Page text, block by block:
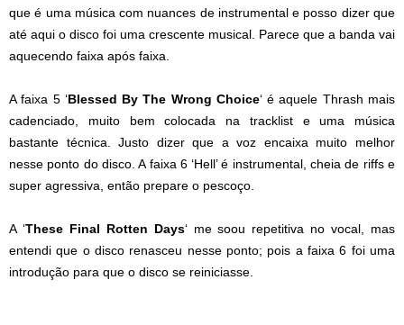
que é uma música com nuances de instrumental e posso dizer que
até aqui o disco foi uma crescente musical. Parece que a banda vai
aquecendo faixa após faixa.
A faixa 5 ‘Blessed By The Wrong Choice‘ é aquele Thrash mais
cadenciado, muito bem colocada na tracklist e uma música
bastante técnica. Justo dizer que a voz encaixa muito melhor
nesse ponto do disco. A faixa 6 ‘Hell’ é instrumental, cheia de riffs e
super agressiva, então prepare o pescoço.
A ‘These Final Rotten Days‘ me soou repetitiva no vocal, mas
entendi que o disco renasceu nesse ponto; pois a faixa 6 foi uma
introdução para que o disco se reiniciasse.